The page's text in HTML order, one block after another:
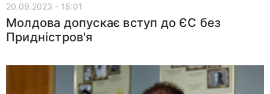
20.09.2023 - 18:01
Молдова допускає вступ до ЄС без
Придністров'я